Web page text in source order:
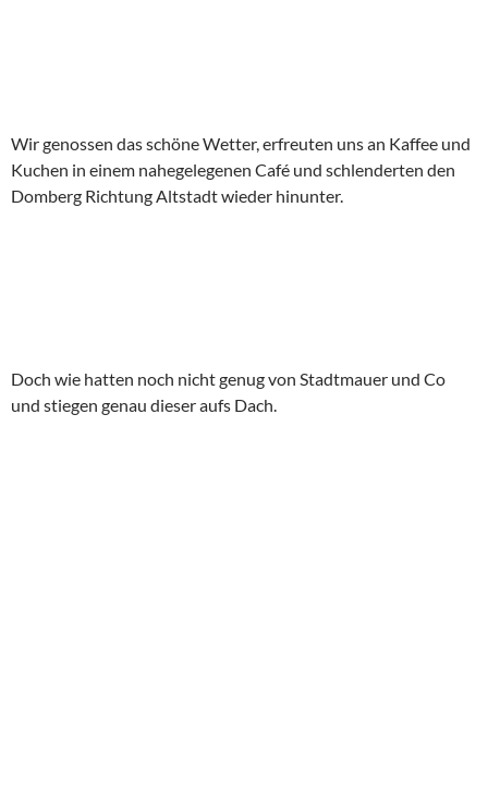
Wir genossen das schöne Wetter, erfreuten uns an Kaffee und
Kuchen in einem nahegelegenen Café und schlenderten den
Domberg Richtung Altstadt wieder hinunter.
Doch wie hatten noch nicht genug von Stadtmauer und Co
und stiegen genau dieser aufs Dach.